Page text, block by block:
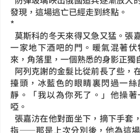
發現，這場逃亡已經走到終點。
*
莫斯科的冬天來得又急又猛。張
一家地下酒吧的門。暖氣混著
來，角落里，一個熟悉的身影正獨
阿列克謝的金髮比從前長了些，
擡頭，冰藍色的眼睛裏閃過一
靜。「我以為你死了。」他操
啞。
張嘉汸在他對面坐下，摘下手套
指——那是上次分別後，他為這場